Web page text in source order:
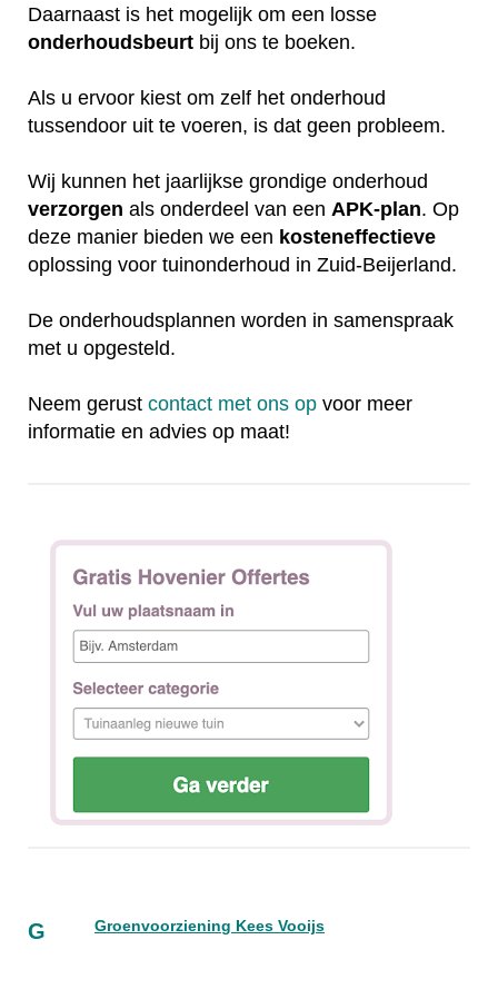
Daarnaast is het mogelijk om een losse
onderhoudsbeurt bij ons te boeken.
Als u ervoor kiest om zelf het onderhoud
tussendoor uit te voeren, is dat geen probleem.
Wij kunnen het jaarlijkse grondige onderhoud
verzorgen als onderdeel van een APK-plan. Op
deze manier bieden we een kosteneffectieve
oplossing voor tuinonderhoud in Zuid-Beijerland.
De onderhoudsplannen worden in samenspraak
met u opgesteld.
Neem gerust contact met ons op voor meer
informatie en advies op maat!
G Groenvoorziening Kees Vooijs